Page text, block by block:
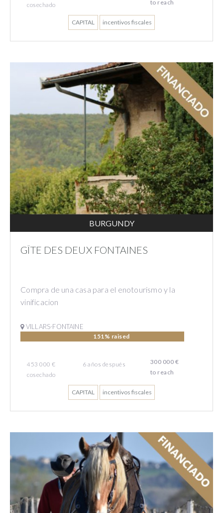
cosechado to reach
CAPITAL incentivos fiscales
BURGUNDY
GÎTE DES DEUX FONTAINES
Compra de una casa para el enotourismo y la
vinificacion
VILLARS-FONTAINE
151% raised
453 000 €
cosechado
6 años después
300 000 €
to reach
CAPITAL incentivos fiscales